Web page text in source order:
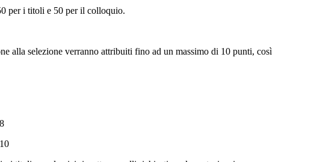
per i titoli e 50 per il colloquio.
alla selezione verranno attribuiti fino ad un massimo di 10 punti, così